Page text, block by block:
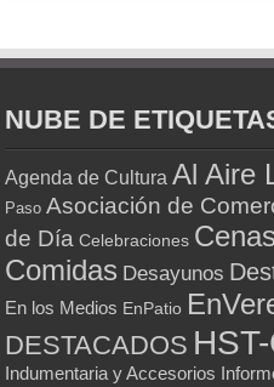
NUBE DE
Agenda de Cultura Al Aire
Paso Asociación de
de Día Celebraciones Cenas
Comidas Desayunos
En los Medios EnPatio
DESTACADOS
Indumentaria y Accesorios